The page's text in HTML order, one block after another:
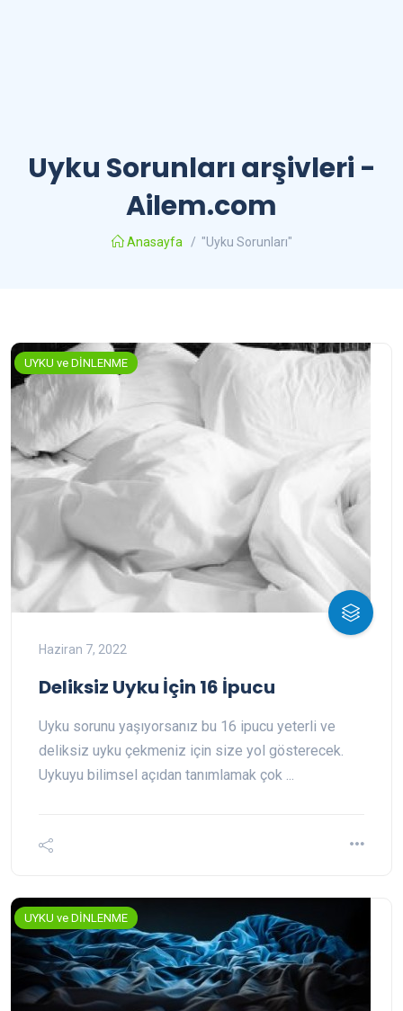
Uyku Sorunları arşivleri -
Ailem.com
Anasayfa / "Uyku Sorunları"
UYKU ve DİNLENME
Haziran 7, 2022
Deliksiz Uyku İçin 16 İpucu
Uyku sorunu yaşıyorsanız bu 16 ipucu yeterli ve
deliksiz uyku çekmeniz için size yol gösterecek.
Uykuyu bilimsel açıdan tanımlamak çok ...
UYKU ve DİNLENME